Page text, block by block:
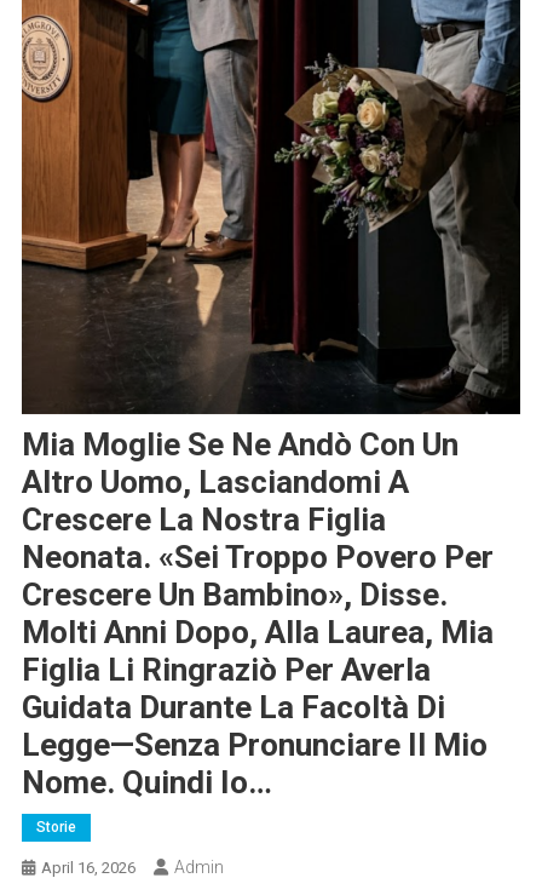
Mia Moglie Se Ne Andò Con Un
Altro Uomo, Lasciandomi A
Crescere La Nostra Figlia
Neonata. «Sei Troppo Povero Per
Crescere Un Bambino», Disse.
Molti Anni Dopo, Alla Laurea, Mia
Figlia Li Ringraziò Per Averla
Guidata Durante La Facoltà Di
Legge—Senza Pronunciare Il Mio
Nome. Quindi Io…
Storie
April 16, 2026 Admin